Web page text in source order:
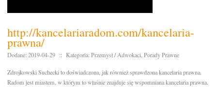
http://kancelariaradom.com/kancelaria-
prawna/
Dodane: 2019-04-29 :: Kategoria: Przemysł / Adwokaci, Porady Prawne
Zdrojkowski Suchecki to doświadczona, jak również sprawdzona kancelaria prawna.
Radom jest miastem, w którym to właśnie znajduje się wspomniana kancelaria prawna.